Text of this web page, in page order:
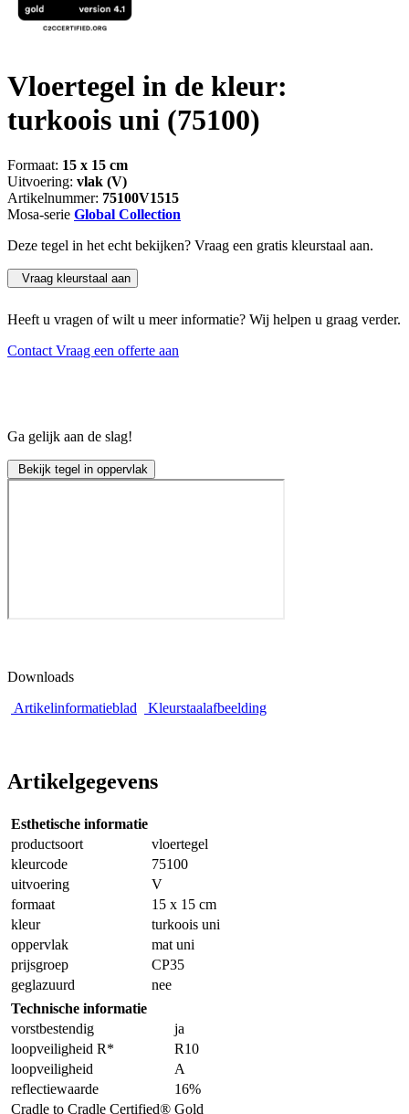
Vloertegel in de kleur:
turkoois uni (75100)
Formaat: 15 x 15 cm
Uitvoering: vlak (V)
Artikelnummer: 75100V1515
Mosa-serie Global Collection
Deze tegel in het echt bekijken? Vraag een gratis kleurstaal aan.
Vraag kleurstaal aan
Heeft u vragen of wilt u meer informatie? Wij helpen u graag verder.
Contact Vraag een offerte aan
Ga gelijk aan de slag!
Bekijk tegel in oppervlak
Downloads
Artikelinformatieblad
Kleurstaalafbeelding
Artikelgegevens
Esthetische informatie
productsoort
vloertegel
kleurcode
75100
uitvoering
V
formaat
15 x 15 cm
kleur
turkoois uni
oppervlak
mat uni
prijsgroep
CP35
geglazuurd
nee
Technische informatie
vorstbestendig
ja
loopveiligheid R*
R10
loopveiligheid
A
reflectiewaarde
16%
Cradle to Cradle Certified® Gold